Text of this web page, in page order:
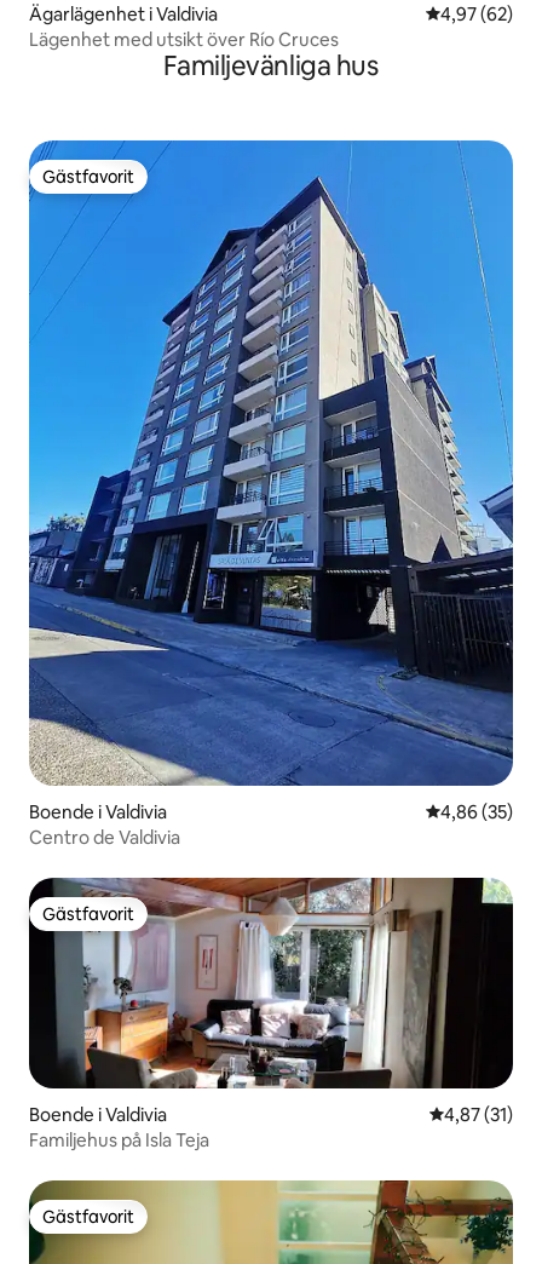
Ägarlägenhet i Valdivia 4,97 av 5 i
4,97 (62)
Lägenhet med utsikt över Río Cruces
Familjevänliga hus
Gästfavorit
Gästfavorit
Boende i Valdivia 4,86 av 5 i
4,86 (35)
Centro de Valdivia
Gästfavorit
Gästfavorit
Boende i Valdivia 4,87 av 5 i
4,87 (31)
Familjehus på Isla Teja
Gästfavorit
Gästfavorit